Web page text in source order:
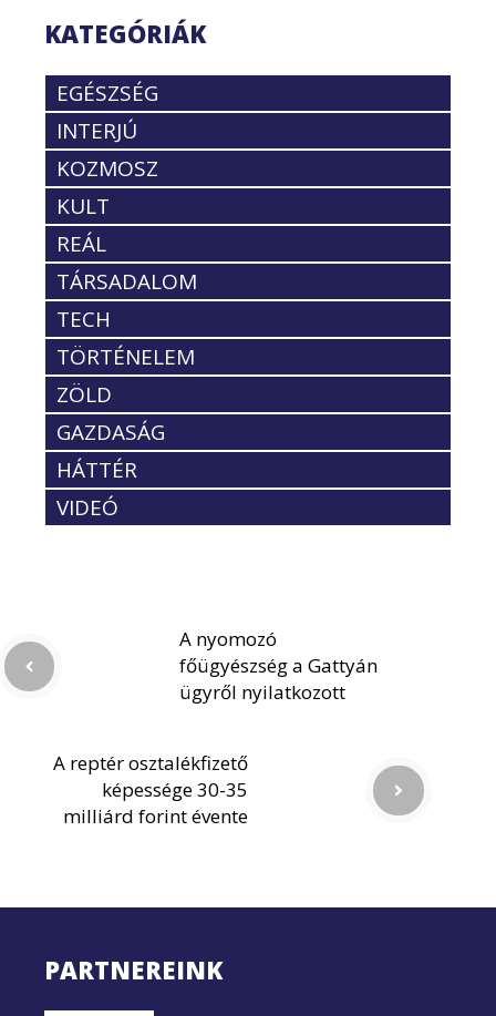
KATEGÓRIÁK
EGÉSZSÉG
INTERJÚ
KOZMOSZ
KULT
REÁL
TÁRSADALOM
TECH
TÖRTÉNELEM
ZÖLD
GAZDASÁG
HÁTTÉR
VIDEÓ
A nyomozó
főügyészség a Gattyán
ügyről nyilatkozott
A reptér osztalékfizető
képessége 30-35
milliárd forint évente
PARTNEREINK